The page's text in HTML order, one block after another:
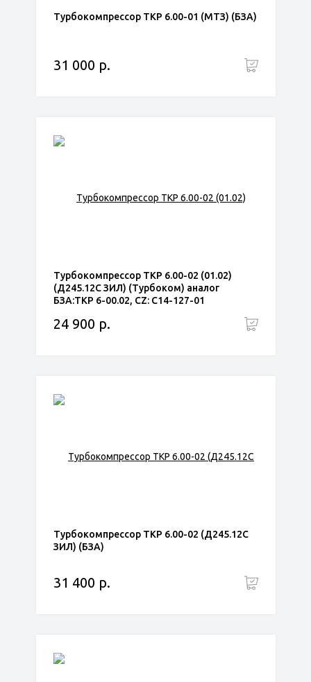
Турбокомпрессор ТКР 6.00-01 (МТЗ) (БЗА)
31 000 р.
Турбокомпрессор ТКР 6.00-02 (01.02)
(Д245.12С ЗИЛ) (Турбоком) аналог
БЗА:ТКР 6-00.02, CZ: С14-127-01
24 900 р.
Турбокомпрессор ТКР 6.00-02 (Д245.12С
ЗИЛ) (БЗА)
31 400 р.